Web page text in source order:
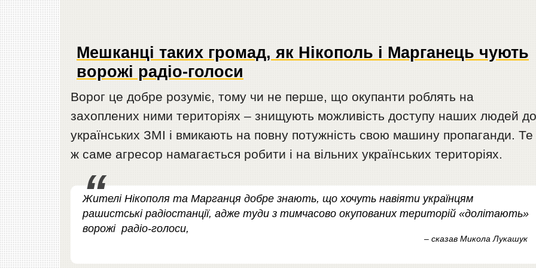
Мешканці таких громад, як Нікополь і Марганець чують
ворожі радіо-голоси
Ворог це добре розуміє, тому чи не перше, що окупанти роблять на
захоплених ними територіях – знищують можливість доступу наших людей
українських ЗМІ і вмикають на повну потужність свою машину пропаганди. Те
ж саме агресор намагається робити і на вільних українських територіях.
Жителі Нікополя та Марганця добре знають, що хочуть навіяти українцям
рашистські радіостанції, адже туди з тимчасово окупованих територій «долітають»
ворожі радіо-голоси,
– сказав Микола Лукашук